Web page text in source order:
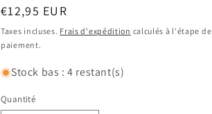
Prix
habituel
€12,95 EUR
Taxes incluses. Frais d'expédition calculés à l'étape de
paiement.
Stock bas : 4 restant(s)
Quantité
Quantité